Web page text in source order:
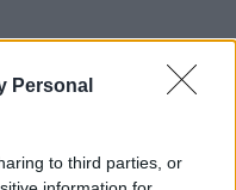
Personal
to third parties, or
Λακωνία,